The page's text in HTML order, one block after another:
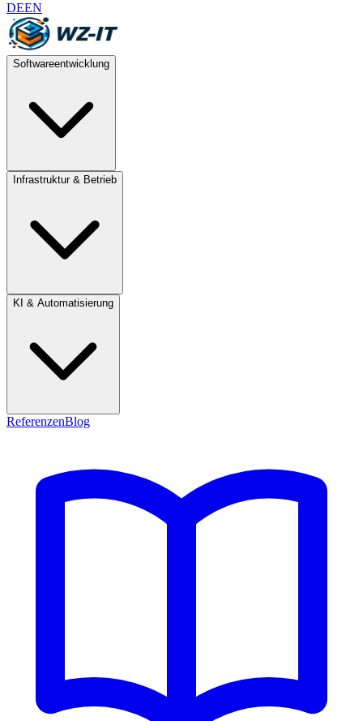
DEEN
Softwareentwicklung
Infrastruktur & Betrieb
KI & Automatisierung
ReferenzenBlog